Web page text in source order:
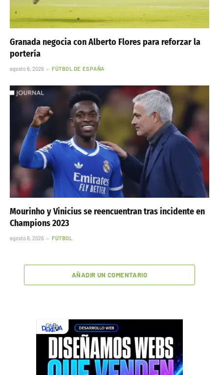
Granada negocia con Alberto Flores para reforzar la
portería
agosto 6, 2026 FÚTBOL DE ESPAÑA
Mourinho y Vinicius se reencuentran tras incidente en
Champions 2023
agosto 6, 2026 FÚTBOL
AÑADIR UN COMENTARIO